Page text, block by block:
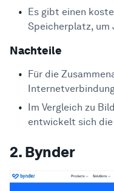
Es gibt einen
Speicherplatz,
Nachteile
Für die
Im Vergleich zu
entwickelt sich
2. Bynder